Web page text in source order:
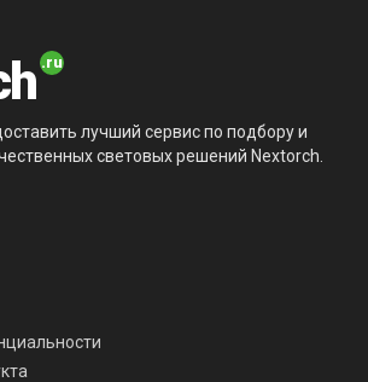
лучший сервис по подбору и
световых решений Nextorch.